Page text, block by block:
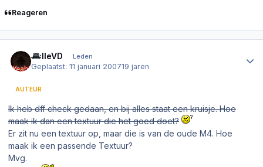
Reageren
JelleVD Leden
Geplaatst:11 januari 200719 jaren
AUTEUR
Ik heb dff check gedaan, en bij alles staat een kruisje. Hoe
maak ik dan een textuur die het goed doet?
Er zit nu een textuur op, maar die is van de oude M4. Hoe
maak ik een passende Textuur?
Mvg.